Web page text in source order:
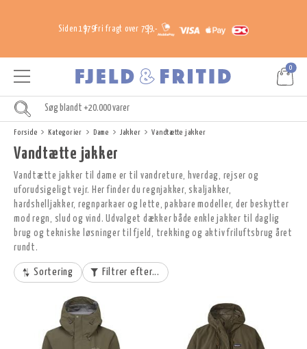
Siden 1979Fri fragt over 799,-
0
Forside Kategorier Dame Jakker Vandtætte jakker
Vandtætte jakker
Vandtætte jakker til dame er til vandreture, hverdag, rejser og
uforudsigeligt vejr. Her finder du regnjakker, skaljakker,
hardshelljakker, regnparkaer og lette, pakbare modeller, der beskytter
mod regn, slud og vind. Udvalget dækker både enkle jakker til daglig
brug og tekniske løsninger til fjeld, trekking og aktiv friluftsbrug året
rundt.
Sortering Filtrer efter...